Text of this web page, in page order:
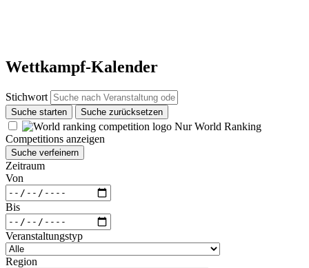
Wettkampf-Kalender
Stichwort
Suche starten Suche zurücksetzen
Nur World Ranking
Competitions anzeigen
Suche verfeinern
Zeitraum
Von
Bis
Veranstaltungstyp
Region